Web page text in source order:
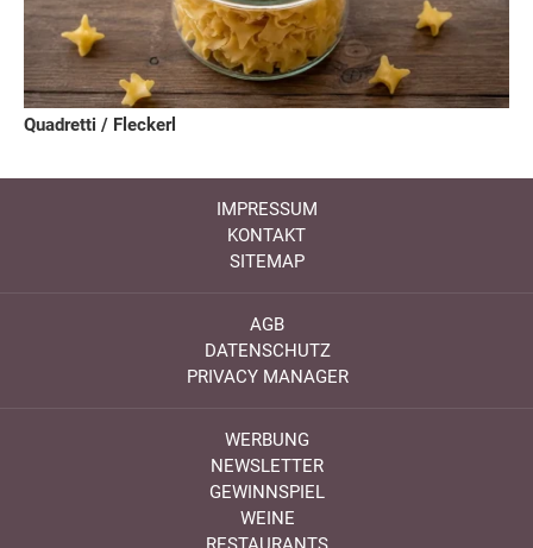
Quadretti / Fleckerl
IMPRESSUM
KONTAKT
SITEMAP
AGB
DATENSCHUTZ
PRIVACY MANAGER
WERBUNG
NEWSLETTER
GEWINNSPIEL
WEINE